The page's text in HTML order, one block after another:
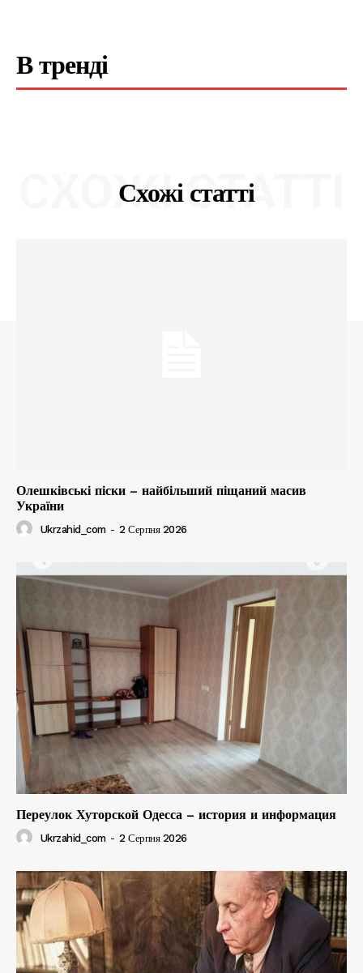
В тренді
Схожі статті
СХОЖІ СТАТТІ
Олешківські піски – найбільший піщаний масив
України
Ukrzahid_com - 2 Серпня 2026
Переулок Хуторской Одесса – история и информация
Ukrzahid_com - 2 Серпня 2026